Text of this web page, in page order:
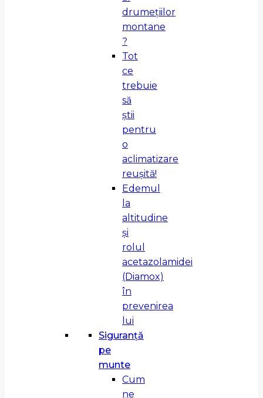
drumețiilor
montane
?
Tot
ce
trebuie
să
știi
pentru
o
aclimatizare
reușită!
Edemul
la
altitudine
și
rolul
acetazolamidei
(Diamox)
în
prevenirea
lui
Siguranță
pe
munte
Cum
ne